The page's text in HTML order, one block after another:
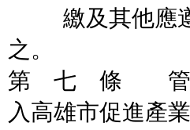
繳及其他應遵
之。
第 七 條 管線
入高雄市促進產業